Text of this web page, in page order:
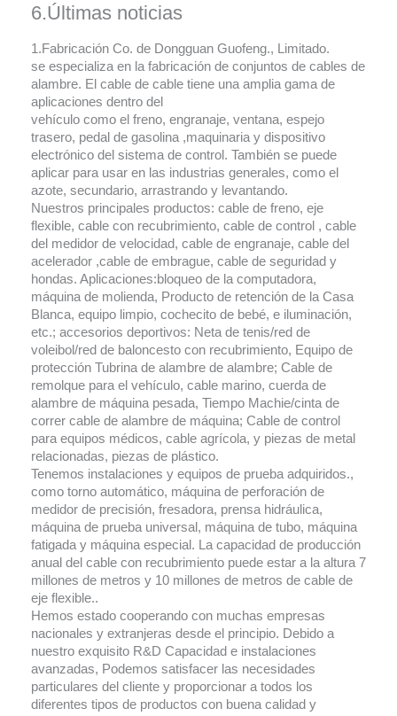
6.Últimas noticias
1.Fabricación Co. de Dongguan Guofeng., Limitado.
se especializa en la fabricación de conjuntos de cables de
alambre. El cable de cable tiene una amplia gama de
aplicaciones dentro del
vehículo como el freno, engranaje, ventana, espejo
trasero, pedal de gasolina ,maquinaria y dispositivo
electrónico del sistema de control. También se puede
aplicar para usar en las industrias generales, como el
azote, secundario, arrastrando y levantando.
Nuestros principales productos: cable de freno, eje
flexible, cable con recubrimiento, cable de control , cable
del medidor de velocidad, cable de engranaje, cable del
acelerador ,cable de embrague, cable de seguridad y
hondas. Aplicaciones:bloqueo de la computadora,
máquina de molienda, Producto de retención de la Casa
Blanca, equipo limpio, cochecito de bebé, e iluminación,
etc.; accesorios deportivos: Neta de tenis/red de
voleibol/red de baloncesto con recubrimiento, Equipo de
protección Tubrina de alambre de alambre; Cable de
remolque para el vehículo, cable marino, cuerda de
alambre de máquina pesada, Tiempo Machie/cinta de
correr cable de alambre de máquina; Cable de control
para equipos médicos, cable agrícola, y piezas de metal
relacionadas, piezas de plástico.
Tenemos instalaciones y equipos de prueba adquiridos.,
como torno automático, máquina de perforación de
medidor de precisión, fresadora, prensa hidráulica,
máquina de prueba universal, máquina de tubo, máquina
fatigada y máquina especial. La capacidad de producción
anual del cable con recubrimiento puede estar a la altura 7
millones de metros y 10 millones de metros de cable de
eje flexible..
Hemos estado cooperando con muchas empresas
nacionales y extranjeras desde el principio. Debido a
nuestro exquisito R&D Capacidad e instalaciones
avanzadas, Podemos satisfacer las necesidades
particulares del cliente y proporcionar a todos los
diferentes tipos de productos con buena calidad y